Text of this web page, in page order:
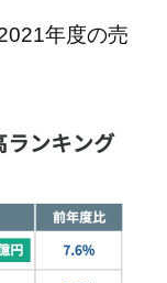
年度の売